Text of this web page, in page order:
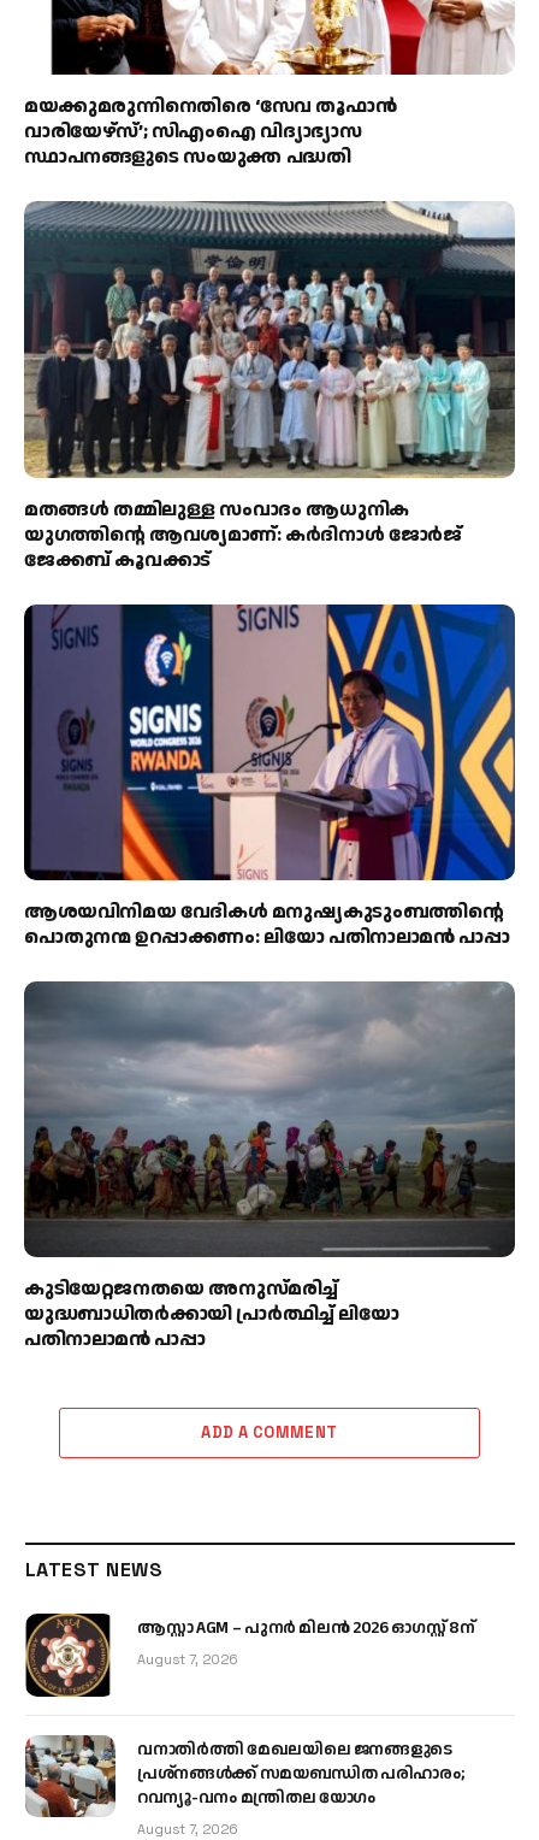
മയക്കുമരുന്നിനെതിരെ ‘സേവ തൂഫാൻ
വാരിയേഴ്‌സ്’; സിഎംഐ വിദ്യാഭ്യാസ
സ്ഥാപനങ്ങളുടെ സംയുക്ത പദ്ധതി
മതങ്ങൾ തമ്മിലുള്ള സംവാദം ആധുനിക
യുഗത്തിന്റെ ആവശ്യമാണ്: കർദിനാൾ ജോർജ്
ജേക്കബ് കൂവക്കാട്
ആശയവിനിമയ വേദികൾ മനുഷ്യകുടുംബത്തിന്റെ
പൊതുനന്മ ഉറപ്പാക്കണം: ലിയോ പതിനാലാമൻ പാപ്പാ
കുടിയേറ്റജനതയെ അനുസ്മരിച്ച്
യുദ്ധബാധിതർക്കായി പ്രാർത്ഥിച്ച് ലിയോ
പതിനാലാമൻ പാപ്പാ
ADD A COMMENT
LATEST NEWS
ആസ്റ്റാ AGM – പുനർ മിലൻ 2026 ഓഗസ്റ്റ് 8ന്
August 7, 2026
വനാതിർത്തി മേഖലയിലെ ജനങ്ങളുടെ
പ്രശ്നങ്ങൾക്ക് സമയബന്ധിത പരിഹാരം;
റവന്യൂ-വനം മന്ത്രിതല യോഗം
August 7, 2026